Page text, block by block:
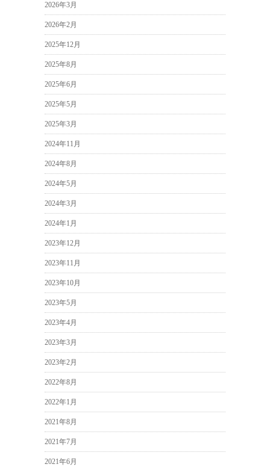
2026年3月
2026年2月
2025年12月
2025年8月
2025年6月
2025年5月
2025年3月
2024年11月
2024年8月
2024年5月
2024年3月
2024年1月
2023年12月
2023年11月
2023年10月
2023年5月
2023年4月
2023年3月
2023年2月
2022年8月
2022年1月
2021年8月
2021年7月
2021年6月